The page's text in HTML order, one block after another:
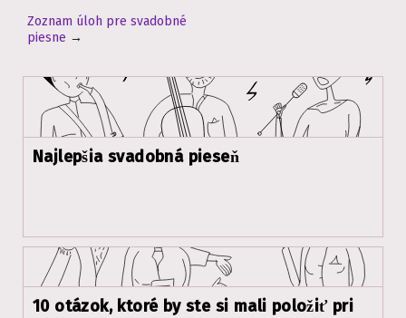
Zoznam úloh pre svadobné
piesne →
Najlepšia svadobná pieseň
10 otázok, ktoré by ste si mali položiť pri